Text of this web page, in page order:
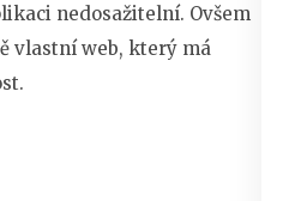
nedosažitelní. Ovšem
vlastní web, který má